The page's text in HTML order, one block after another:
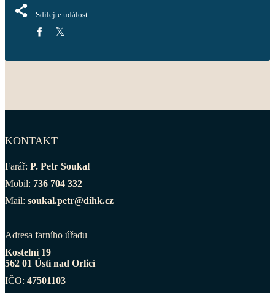
Sdílejte událost
KONTAKT
Farář: P. Petr Soukal
Mobil: 736 704 332
Mail: soukal.petr@dihk.cz
Adresa farního úřadu
Kostelní 19
562 01 Ústí nad Orlicí
IČO: 47501103